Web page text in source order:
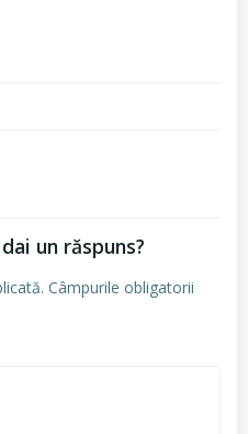
un răspuns?
Câmpurile obligatorii